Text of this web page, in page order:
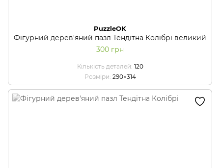
PuzzleOK
Фігурний дерев'яний пазл Тендітна Колібрі великий
300 грн
Кількість деталей 120
Розміри 290×314